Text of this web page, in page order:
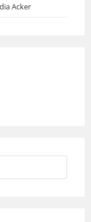
Acker